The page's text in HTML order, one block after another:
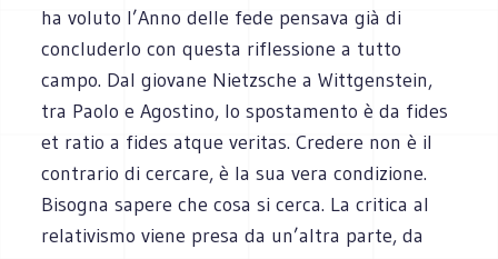
ha voluto l’Anno delle fede pensava già di
concluderlo con questa riflessione a tutto
campo. Dal giovane Nietzsche a Wittgenstein,
tra Paolo e Agostino, lo spostamento è da fides
et ratio a fides atque veritas. Credere non è il
contrario di cercare, è la sua vera condizione.
Bisogna sapere che cosa si cerca. La critica al
relativismo viene presa da un’altra parte, da